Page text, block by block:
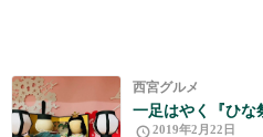
西宮グルメ
一足はやく『ひ
2019年2月22日